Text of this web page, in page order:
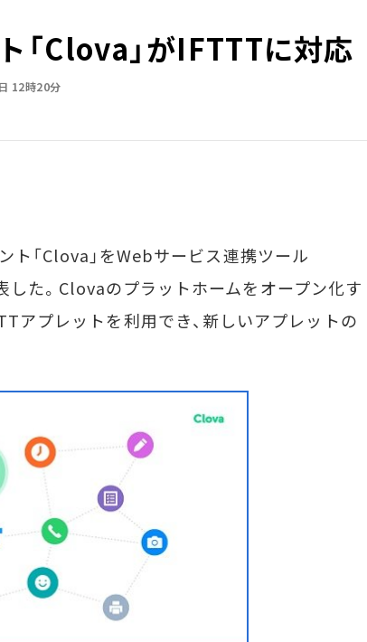
「Clova」がIFTTTに対応
12時20分
「Clova」をWebサービス連携ツール
した。Clovaのプラットホームをオープン化す
アプレットを利用でき、新しいアプレットの